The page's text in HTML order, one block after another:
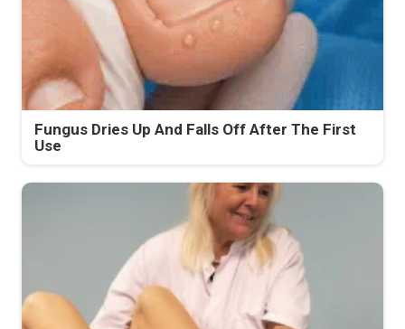
Fungus Dries Up And Falls Off After The First
Use